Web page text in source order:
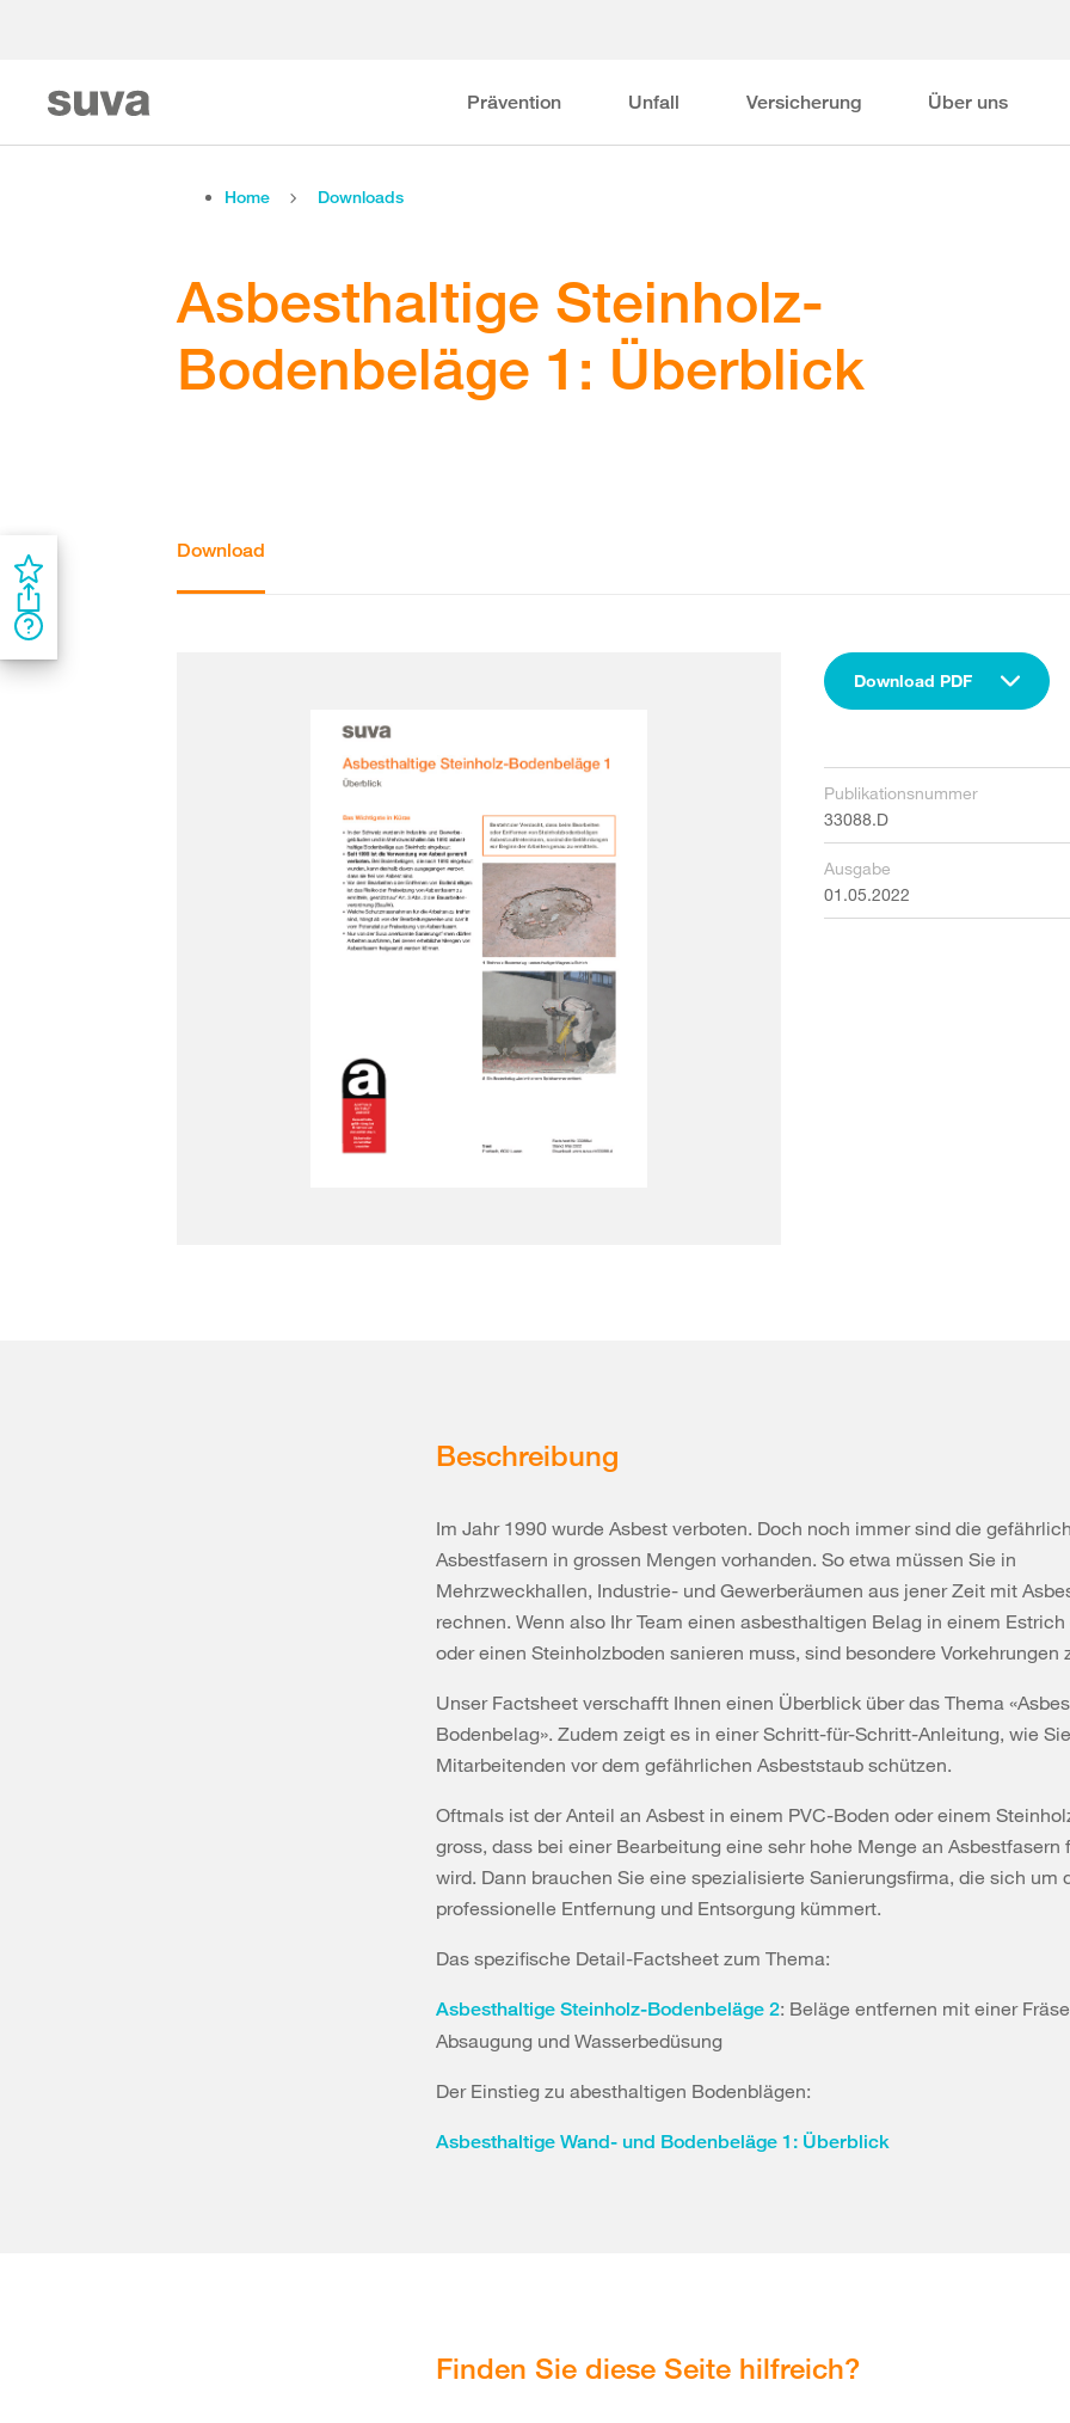
Prävention Unfall Versicherung Über uns
Home Downloads
Asbesthaltige Steinholz-
Bodenbeläge 1: Überblick
Download
Download PDF
Publikationsnummer
33088.D
Ausgabe
01.05.2022
Beschreibung
Im Jahr 1990 wurde Asbest verboten. Doch noch immer sind die
Asbestfasern in grossen Mengen vorhanden. So etwa müssen Sie in
Mehrzweckhallen, Industrie- und Gewerberäumen aus jener Zeit mit
rechnen. Wenn also Ihr Team einen asbesthaltigen Belag in einem
oder einen Steinholzboden sanieren muss, sind besondere Vorkehrungen
Unser Factsheet verschafft Ihnen einen Überblick über das Thema
Bodenbelag». Zudem zeigt es in einer Schritt-für-Schritt-Anleitung, wie
Mitarbeitenden vor dem gefährlichen Asbeststaub schützen.
Oftmals ist der Anteil an Asbest in einem PVC-Boden oder einem
gross, dass bei einer Bearbeitung eine sehr hohe Menge an Asbestfasern
wird. Dann brauchen Sie eine spezialisierte Sanierungsfirma, die sich um
professionelle Entfernung und Entsorgung kümmert.
Das spezifische Detail-Factsheet zum Thema:
Asbesthaltige Steinholz-Bodenbeläge 2: Beläge entfernen mit einer
Absaugung und Wasserbedüsung
Der Einstieg zu abesthaltigen Bodenblägen:
Asbesthaltige Wand- und Bodenbeläge 1: Überblick
Finden Sie diese Seite hilfreich?